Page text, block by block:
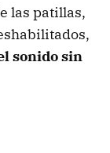
las patillas,
sonido sin